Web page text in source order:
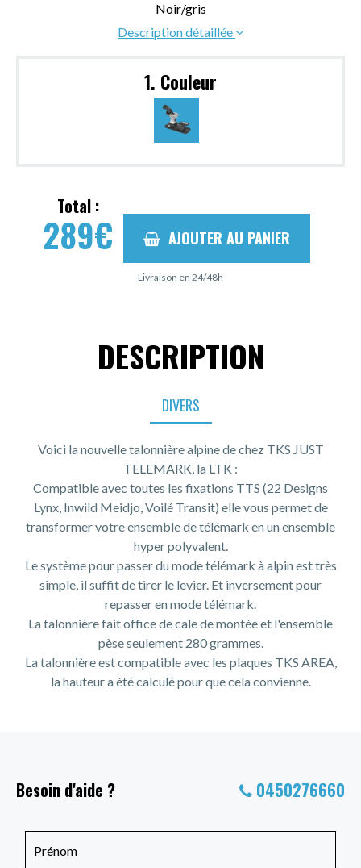
Noir/gris
Description détaillée
1. Couleur
Total :
289€ AJOUTER AU PANIER
Livraison en 24/48h
DESCRIPTION
DIVERS
Voici la nouvelle talonnière alpine de chez TKS JUST
TELEMARK, la LTK :
Compatible avec toutes les fixations TTS (22 Designs
Lynx, Inwild Meidjo, Voilé Transit) elle vous permet de
transformer votre ensemble de télémark en un ensemble
hyper polyvalent.
Le système pour passer du mode télémark à alpin est très
simple, il suffit de tirer le levier. Et inversement pour
repasser en mode télémark.
La talonnière fait office de cale de montée et l'ensemble
pèse seulement 280 grammes.
La talonnière est compatible avec les plaques TKS AREA,
la hauteur a été calculé pour que cela convienne.
Besoin d'aide ? 0450276660